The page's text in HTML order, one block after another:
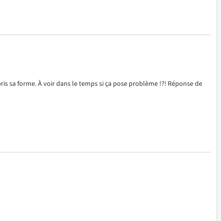
sa forme. À voir dans le temps si ça pose problème !?! Réponse de